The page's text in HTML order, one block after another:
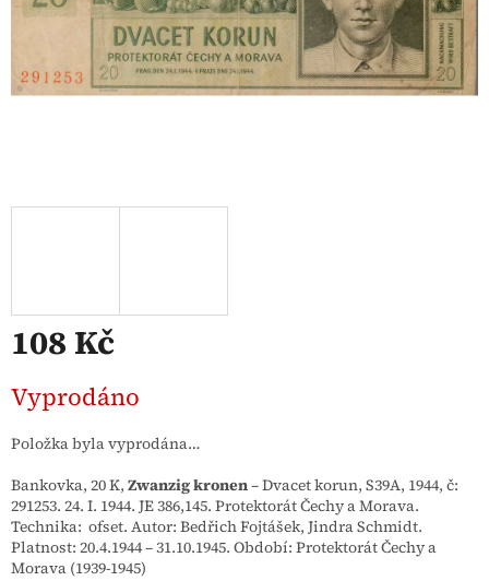
108 Kč
cena:
Vyprodáno
Položka byla vyprodána…
Bankovka, 20 K, Zwanzig kronen– Dvacet korun, S39A, 1944, č:
291253. 24. I. 1944. JE 386,145. Protektorát Čechy a Morava.
Technika: ofset. Autor: Bedřich Fojtášek, Jindra Schmidt.
Platnost: 20.4.1944 – 31.10.1945. Období: Protektorát Čechy a
Morava (1939-1945)